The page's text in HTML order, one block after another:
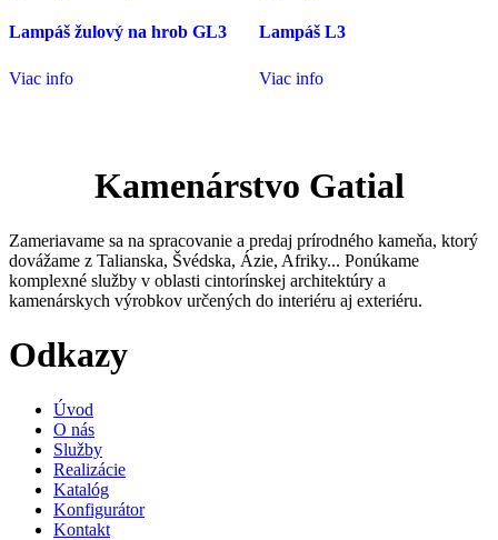
Lampáš žulový na hrob GL3
Viac info
Lampáš L3
Viac info
Kamenárstvo Gatial
Zameriavame sa na spracovanie a predaj prírodného kameňa, ktorý
dovážame z Talianska, Švédska, Ázie, Afriky... Ponúkame
komplexné služby v oblasti cintorínskej architektúry a
kamenárskych výrobkov určených do interiéru aj exteriéru.
Odkazy
Úvod
O nás
Služby
Realizácie
Katalóg
Konfigurátor
Kontakt